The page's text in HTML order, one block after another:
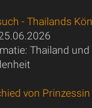
- Thailands
Thailand
von